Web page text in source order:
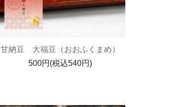
甘納豆 大福豆（おおふくまめ）
500円(税込540円)